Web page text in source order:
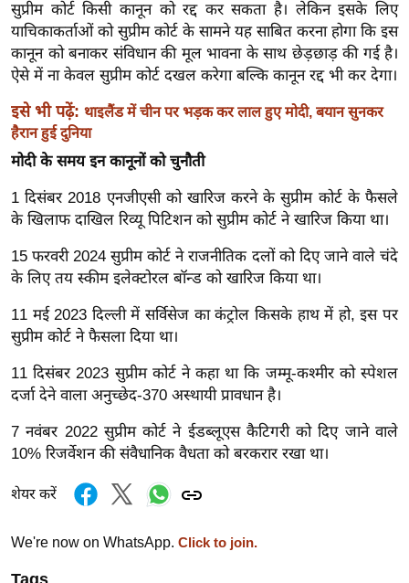
B
r
e
a
k
i
n
N
e
w
s
ला
इ
स्टा
इ
ल
टे
लॉ
ब्यू
टी
सुप्रीम कोर्ट किसी कानून को रद्द कर सकता है। लेकिन इसके लिए
याचिकाकर्ताओं को सुप्रीम कोर्ट के सामने यह साबित करना होगा कि इस
कानून को बनाकर संविधान की मूल भावना के साथ छेड़छाड़ की गई है।
ऐसे में ना केवल सुप्रीम कोर्ट दखल करेगा बल्कि कानून रद्द भी कर देगा।
इसे भी पढ़ें: थाइलैंड में चीन पर भड़क कर लाल हुए मोदी, बयान सुनकर
हैरान हुई दुनिया
मोदी के समय इन कानूनों को चुनौती
1 दिसंबर 2018 एनजीएसी को खारिज करने के सुप्रीम कोर्ट के फैसले
के खिलाफ दाखिल रिव्यू पिटिशन को सुप्रीम कोर्ट ने खारिज किया था।
15 फरवरी 2024 सुप्रीम कोर्ट ने राजनीतिक दलों को दिए जाने वाले चंदे
के लिए तय स्कीम इलेक्टोरल बॉन्ड को खारिज किया था।
11 मई 2023 दिल्ली में सर्विसेज का कंट्रोल किसके हाथ में हो, इस पर
सुप्रीम कोर्ट ने फैसला दिया था।
11 दिसंबर 2023 सुप्रीम कोर्ट ने कहा था कि जम्मू-कश्मीर को स्पेशल
दर्जा देने वाला अनुच्छेद-370 अस्थायी प्रावधान है।
7 नवंबर 2022 सुप्रीम कोर्ट ने ईडब्लूएस कैटिगरी को दिए जाने वाले
10% रिजर्वेशन की संवैधानिक वैधता को बरकरार रखा था।
शेयर करें
We're now on WhatsApp. Click to join.